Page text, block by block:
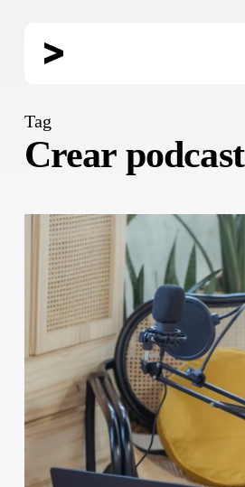
Tag
Crear podcast